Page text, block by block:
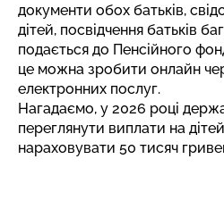
документи обох батьків,
дітей, посвідчення батьків
подається до Пенсійного
це можна зробити онлайн
електронних послуг.
Нагадаємо, у 2026 році
переглянути виплати на дітей
нараховувати 50 тисяч